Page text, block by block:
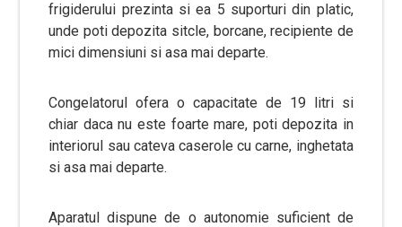
frigiderului prezinta si ea 5 suporturi din platic,
unde poti depozita sitcle, borcane, recipiente de
mici dimensiuni si asa mai departe.
Congelatorul ofera o capacitate de 19 litri si
chiar daca nu este foarte mare, poti depozita in
interiorul sau cateva caserole cu carne, inghetata
si asa mai departe.
Aparatul dispune de o autonomie suficient de